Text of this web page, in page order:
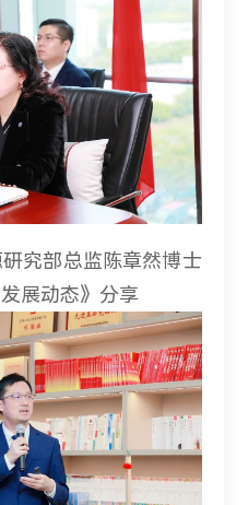
究部总监陈章然博士
展动态》分享